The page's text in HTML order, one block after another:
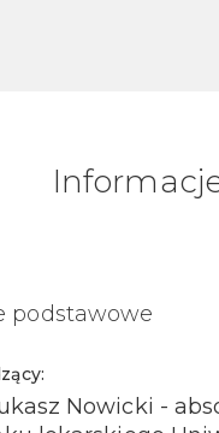
podstawowe
Nowicki -